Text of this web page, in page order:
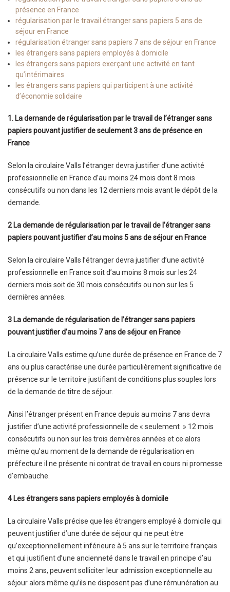
présence en France
régularisation par le travail étranger sans papiers 5 ans de
séjour en France
régularisation étranger sans papiers 7 ans de séjour en France
les étrangers sans papiers employés à domicile
les étrangers sans papiers exerçant une activité en tant
qu’intérimaires
les étrangers sans papiers qui participent à une activité
d’économie solidaire
1. La demande de régularisation par le travail de l’étranger sans
papiers pouvant justifier de seulement 3 ans de présence en
France
Selon la circulaire Valls l’étranger devra justifier d’une activité
professionnelle en France d’au moins 24 mois dont 8 mois
consécutifs ou non dans les 12 derniers mois avant le dépôt de la
demande.
2 La demande de régularisation par le travail de l’étranger sans
papiers pouvant justifier d’au moins 5 ans de séjour en France
Selon la circulaire Valls l’étranger devra justifier d’une activité
professionnelle en France soit d’au moins 8 mois sur les 24
derniers mois soit de 30 mois consécutifs ou non sur les 5
dernières années.
3 La demande de régularisation de l’étranger sans papiers
pouvant justifier d’au moins 7 ans de séjour en France
La circulaire Valls estime qu’une durée de présence en France de 7
ans ou plus caractérise une durée particulièrement significative de
présence sur le territoire justifiant de conditions plus souples lors
de la demande de titre de séjour.
Ainsi l’étranger présent en France depuis au moins 7 ans devra
justifier d’une activité professionnelle de « seulement » 12 mois
consécutifs ou non sur les trois dernières années et ce alors
même qu’au moment de la demande de régularisation en
préfecture il ne présente ni contrat de travail en cours ni promesse
d’embauche.
4 Les étrangers sans papiers employés à domicile
La circulaire Valls précise que les étrangers employé à domicile qui
peuvent justifier d’une durée de séjour qui ne peut être
qu’exceptionnellement inférieure à 5 ans sur le territoire français
et qui justifient d’une ancienneté dans le travail en principe d’au
moins 2 ans, peuvent solliciter leur admission exceptionnelle au
séjour alors même qu’ils ne disposent pas d’une rémunération au